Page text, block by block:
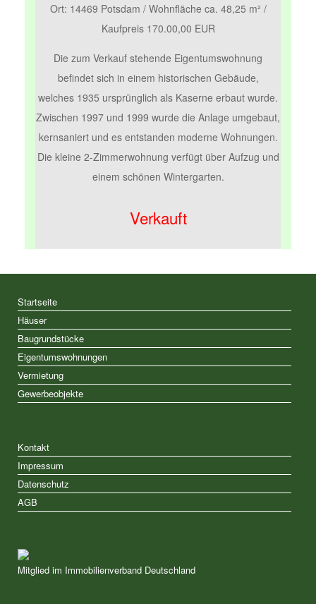
Ort: 14469 Potsdam / Wohnfläche ca. 48,25 m² /
Kaufpreis 170.00,00 EUR
Die zum Verkauf stehende Eigentumswohnung
befindet sich in einem historischen Gebäude,
welches 1935 ursprünglich als Kaserne erbaut wurde.
Zwischen 1997 und 1999 wurde die Anlage umgebaut,
kernsaniert und es entstanden moderne Wohnungen.
Die kleine 2-Zimmerwohnung verfügt über Aufzug und
einem schönen Wintergarten.
Verkauft
Startseite
Häuser
Baugrundstücke
Eigentumswohnungen
Vermietung
Gewerbeobjekte
Kontakt
Impressum
Datenschutz
AGB
Mitglied im Immobilienverband Deutschland